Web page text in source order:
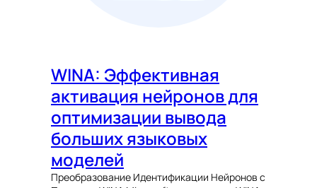
WINA: Эффективная
активация нейронов для
оптимизации вывода
больших языковых
моделей
Преобразование Идентификации Нейронов с